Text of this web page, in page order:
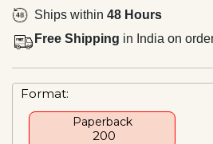
Ships within 48 Hours
Free Shipping in India on
Format:
Paperback
₹ 200